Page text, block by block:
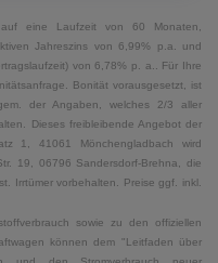
auf eine Laufzeit von 60 Monaten,
Jahreszins von 6,99% p.a. und
von 6,78% p. a.. Für Ihre
Bonität vorausgesetzt, ist
der Angaben, welches 2/3 aller
Dieses freibleibende Angebot der
1, 41061 Mönchengladbach wird
19, 06796 Sandersdorf-Brehna, die
Irrtümer vorbehalten. Preise ggf. inkl.
sowie zu den offiziellen
können dem "Leitfaden über